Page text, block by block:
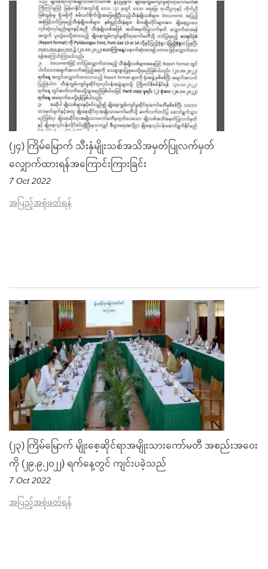
(၂၄) ကြိမ်မြောက် သီးနှံမျိုးသစ်အသိအမှတ်ပြုလက်မှတ်
လျှောက်ထားရန်အကြောင်းကြားခြင်း
7 Oct 2022
အပြည့်အစုံဖတ်ရန်
(၂၃) ကြိမ်မြောက် မျိုးစေ့ဆိုင်ရာအမျိုးသားကော်မတီ အစည်းအဝေး
ကို (၂၉.၉.၂၀၂၂) ရက်နေ့တွင် ကျင်းပခဲ့သည်
7 Oct 2022
အပြည့်အစုံဖတ်ရန်